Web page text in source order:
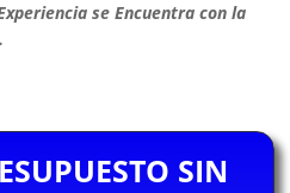
se Encuentra con la
SIN